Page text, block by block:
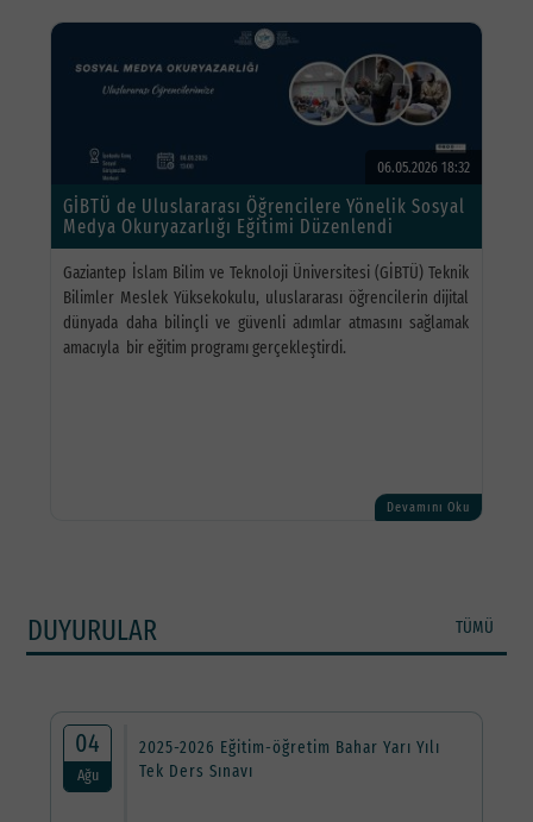
06.05.2026 18:32
GİBTÜ de Uluslararası Öğrencilere Yönelik Sosyal
Medya Okuryazarlığı Eğitimi Düzenlendi
Gaziantep İslam Bilim ve Teknoloji Üniversitesi (GİBTÜ) Teknik
Bilimler Meslek Yüksekokulu, uluslararası öğrencilerin dijital
dünyada daha bilinçli ve güvenli adımlar atmasını sağlamak
amacıyla bir eğitim programı gerçekleştirdi.
Devamını Oku
DUYURULAR TÜMÜ
04
Ağu
2025-2026 Eğitim-öğretim Bahar Yarı Yılı
Tek Ders Sınavı